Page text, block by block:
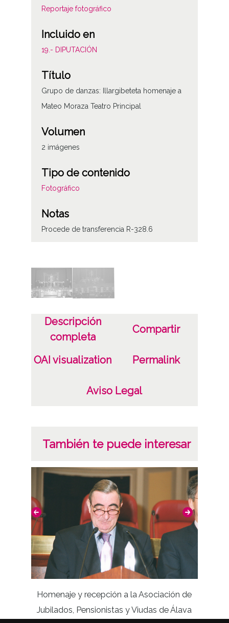
Reportaje fotográfico
Incluido en
19.- DIPUTACIÓN
Título
Grupo de danzas: Illargibeteta homenaje a
Mateo Moraza Teatro Principal
Volumen
2 imágenes
Tipo de contenido
Fotográfico
Notas
Procede de transferencia R-328.6
CC BY-NC-SA 4.0
Descripción
completa
Compartir
OAI visualization Permalink
Aviso Legal
También te puede interesar
Homenaje y recepción a la Asociación de
Jubilados, Pensionistas y Viudas de Álava